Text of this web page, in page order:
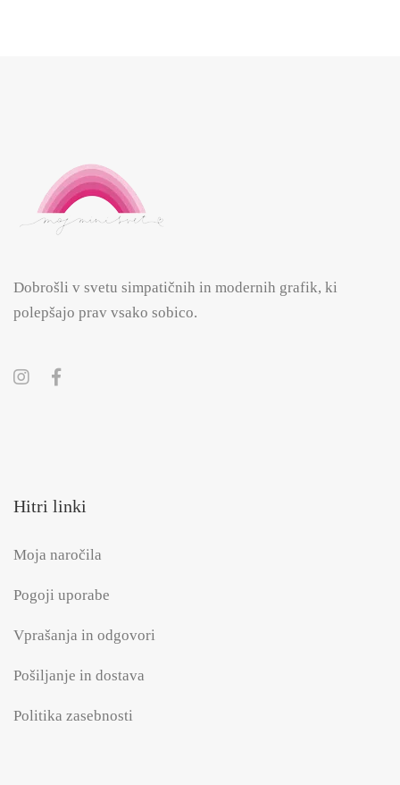
Dobrošli v svetu simpatičnih in modernih grafik, ki
polepšajo prav vsako sobico.
Hitri linki
Moja naročila
Pogoji uporabe
Vprašanja in odgovori
Pošiljanje in dostava
Politika zasebnosti